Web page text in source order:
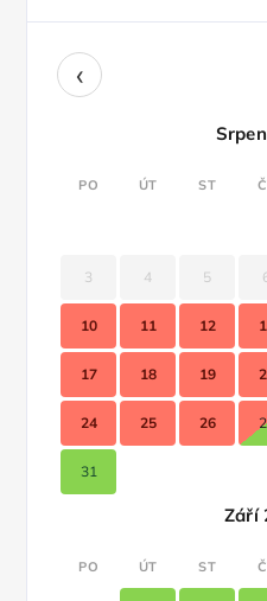
‹
PO ÚT ST
3 4 5
10 11 12
17 18 19
24 25 26
31
Září
PO ÚT ST